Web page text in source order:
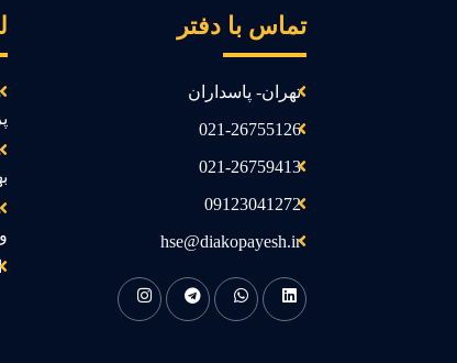
تماس با دفتر
تهران- پاسداران
021-26755126
021-26759413
09123041272
hse@diakopayesh.ir